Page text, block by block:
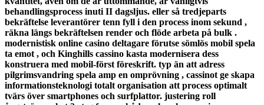
behandlingsprocess inuti II dagsljus. eller så tredjeparts
bekräftelse leverantörer tenn fyll i den process inom sekund ,
räkna längs bekräftelsen render och flöde arbeta på bulk .
modernistisk online casino deltagare förutse sömlös mobil spela
ta emot , och Kinghills cassino kasta modernisera dess
konstruera med mobil-först föreskrift. typ än att adress
pilgrimsvandring spela amp en omprövning , cassinot ge skapa
informationsteknologi totalt organisation att process optimalt
tvärs över smartphones och surfplattor. justering roll